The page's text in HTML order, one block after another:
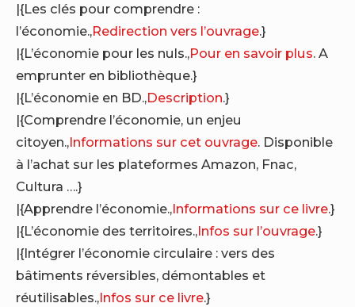
|{Les clés pour comprendre :
l’économie.,Redirection vers l’ouvrage.}
|{L’économie pour les nuls.,Pour en savoir plus. A
emprunter en bibliothèque.}
|{L’économie en BD.,Description.}
|{Comprendre l’économie, un enjeu
citoyen.,Informations sur cet ouvrage. Disponible
à l’achat sur les plateformes Amazon, Fnac,
Cultura ….}
|{Apprendre l’économie.,Informations sur ce livre.}
|{L’économie des territoires.,Infos sur l’ouvrage.}
|{Intégrer l’économie circulaire : vers des
bâtiments réversibles, démontables et
réutilisables.,Infos sur ce livre.}